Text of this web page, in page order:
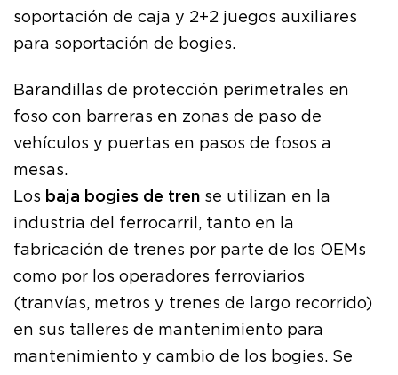
soportación de caja y 2+2 juegos auxiliares
para soportación de bogies.
Barandillas de protección perimetrales en
foso con barreras en zonas de paso de
vehículos y puertas en pasos de fosos a
mesas.
Los baja bogies de tren se utilizan en la
industria del ferrocarril, tanto en la
fabricación de trenes por parte de los OEMs
como por los operadores ferroviarios
(tranvías, metros y trenes de largo recorrido)
en sus talleres de mantenimiento para
mantenimiento y cambio de los bogies. Se